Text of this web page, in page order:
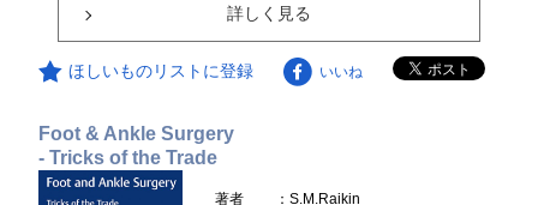
詳しく見る
ほしいものリストに登録 いいね
Foot & Ankle Surgery
- Tricks of the Trade
著者 ：S.M.Raikin